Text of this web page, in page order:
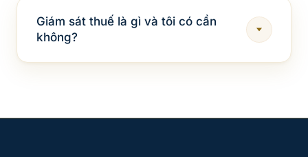
Giám sát thuế là gì và tôi có cần
không?